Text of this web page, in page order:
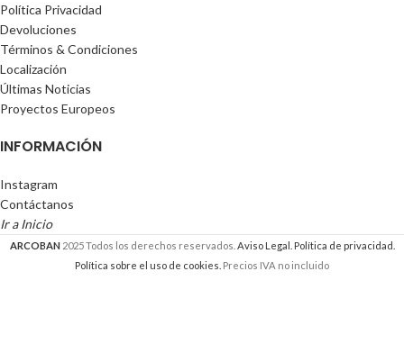
Política Privacidad
Devoluciones
Términos & Condiciones
Localización
Últimas Noticias
Proyectos Europeos
INFORMACIÓN
Instagram
Contáctanos
Ir a Inicio
ARCOBAN 2025 Todos los derechos reservados. Aviso Legal. Política de privacidad.
Política sobre el uso de cookies. Precios IVA no incluido